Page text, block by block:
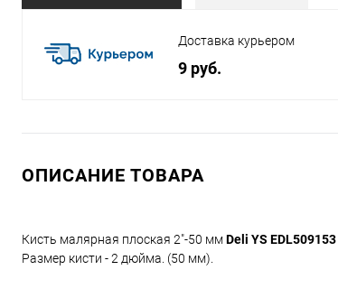
Доставка курьером
9 руб.
ОПИСАНИЕ ТОВАРА
Кисть малярная плоская 2"-50 ммDeli YS EDL509153
Размер кисти - 2 дюйма. (50 мм).